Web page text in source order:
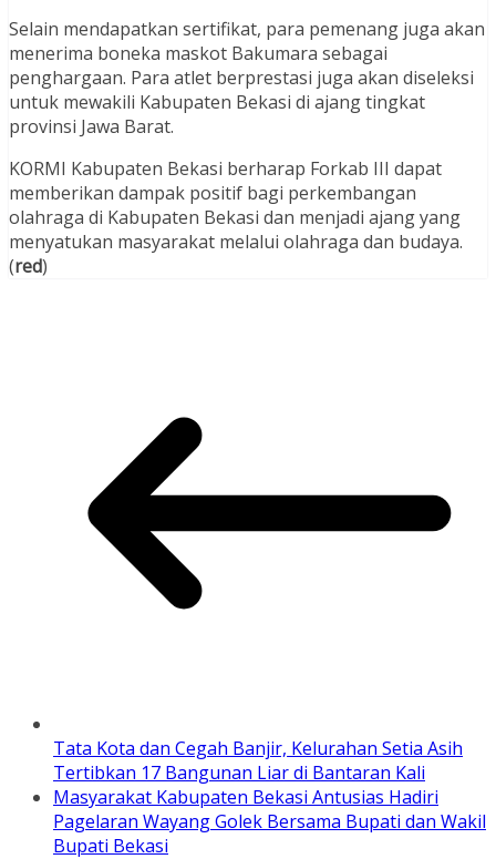
Selain mendapatkan sertifikat, para pemenang juga akan
menerima boneka maskot Bakumara sebagai
penghargaan. Para atlet berprestasi juga akan diseleksi
untuk mewakili Kabupaten Bekasi di ajang tingkat
provinsi Jawa Barat.
KORMI Kabupaten Bekasi berharap Forkab III dapat
memberikan dampak positif bagi perkembangan
olahraga di Kabupaten Bekasi dan menjadi ajang yang
menyatukan masyarakat melalui olahraga dan budaya.
(red)
Tata Kota dan Cegah Banjir, Kelurahan Setia Asih
Tertibkan 17 Bangunan Liar di Bantaran Kali
Masyarakat Kabupaten Bekasi Antusias Hadiri
Pagelaran Wayang Golek Bersama Bupati dan Wakil
Bupati Bekasi